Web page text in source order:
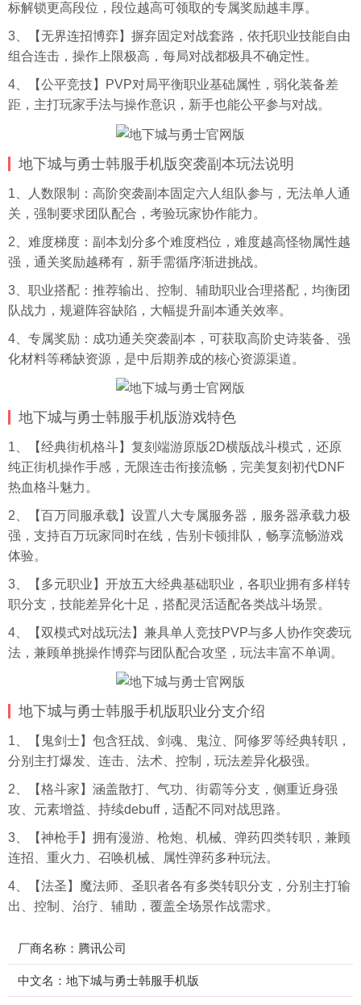
标解锁更高段位，段位越高可领取的专属奖励越丰厚。
3、【无界连招博弈】摒弃固定对战套路，依托职业技能自由
组合连击，操作上限极高，每局对战都极具不确定性。
4、【公平竞技】PVP对局平衡职业基础属性，弱化装备差
距，主打玩家手法与操作意识，新手也能公平参与对战。
地下城与勇士韩服手机版突袭副本玩法说明
1、人数限制：高阶突袭副本固定六人组队参与，无法单人通
关，强制要求团队配合，考验玩家协作能力。
2、难度梯度：副本划分多个难度档位，难度越高怪物属性越
强，通关奖励越稀有，新手需循序渐进挑战。
3、职业搭配：推荐输出、控制、辅助职业合理搭配，均衡团
队战力，规避阵容缺陷，大幅提升副本通关效率。
4、专属奖励：成功通关突袭副本，可获取高阶史诗装备、强
化材料等稀缺资源，是中后期养成的核心资源渠道。
地下城与勇士韩服手机版游戏特色
1、【经典街机格斗】复刻端游原版2D横版战斗模式，还原
纯正街机操作手感，无限连击衔接流畅，完美复刻初代DNF
热血格斗魅力。
2、【百万同服承载】设置八大专属服务器 ，服务器承载力极
强，支持百万玩家同时在线，告别卡顿排队，畅享流畅游戏
体验。
3、【多元职业】开放五大经典基础职业，各职业拥有多样转
职分支，技能差异化十足，搭配灵活适配各类战斗场景。
4、【双模式对战玩法】兼具单人竞技PVP与多人协作突袭玩
法，兼顾单挑操作博弈与团队配合攻坚，玩法丰富不单调。
地下城与勇士韩服手机版职业分支介绍
1、【鬼剑士】包含狂战、剑魂、鬼泣、阿修罗等经典转职，
分别主打爆发、连击、法术、控制，玩法差异化极强。
2、【格斗家】涵盖散打、气功、街霸等分支，侧重近身强
攻、元素增益、持续debuff，适配不同对战思路。
3、【神枪手】拥有漫游、枪炮、机械、弹药四类转职，兼顾
连招、重火力、召唤机械、属性弹药多种玩法。
4、【法圣】魔法师、圣职者各有多类转职分支，分别主打输
出、控制、治疗、辅助，覆盖全场景作战需求。
厂商名称：腾讯公司
中文名：地下城与勇士韩服手机版